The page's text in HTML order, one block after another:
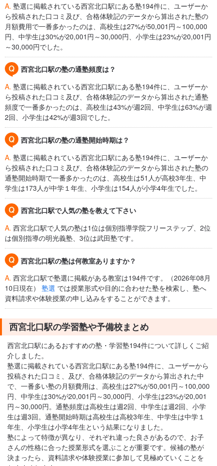
A. 塾選に掲載されている西宮北口駅にある塾194件に、ユーザーか
ら投稿された口コミ及び、合格体験記のデータから算出された塾の
月額費用で一番多かったのは、高校生は27%が50,001円～100,000
円、中学生は30%が20,001円～30,000円、小学生は23%が20,001円
～30,000円でした。
西宮北口駅の塾の通塾頻度は？
A. 塾選に掲載されている西宮北口駅にある塾194件に、ユーザーか
ら投稿された口コミ及び、合格体験記のデータから算出された通塾
頻度で一番多かったのは、高校生は43%が週2回、中学生は63%が週
2回、小学生は42%が週3回でした。
西宮北口駅の塾の通塾開始時期は？
A. 塾選に掲載されている西宮北口駅にある塾194件に、ユーザーか
ら投稿された口コミ及び、合格体験記のデータから算出された塾の
通塾開始時期で一番多かったのは、高校生は51人が高校3年生、中
学生は173人が中学１年生、小学生は154人が小学4年生でした。
西宮北口駅で人気の塾を教えて下さい
A. 西宮北口駅で人気の塾は1位は個別指導学院フリーステップ、2位
は個別指導の明光義塾、3位は武田塾です。
西宮北口駅の塾は何教室ありますか？
A. 西宮北口駅で塾選に掲載がある教室は194件です。（2026年08月
10日現在） 塾選 では授業形式や目的に合わせた塾を検索し、塾へ
資料請求や体験授業の申し込みをすることができます。
西宮北口駅の学習塾や予備校まとめ
西宮北口駅にあるおすすめの塾・学習塾194件について詳しくご紹
介しました。
塾選に掲載されている西宮北口駅にある塾194件に、ユーザーから
投稿された口コミ、及び、合格体験記のデータから算出された中
で、一番多い塾の月額費用は、高校生は27%が50,001円～100,000
円、中学生は30%が20,001円～30,000円、小学生は23%が20,001
円～30,000円。通塾頻度は高校生は週2回、中学生は週2回、小学
生は週3回。通塾開始時期は高校生は高校3年生、中学生は中学１
年生、小学生は小学4年生という結果になりました。
塾によって特徴が異なり、それぞれ違った良さがあるので、お子
さんの性格に合った授業形式を選ぶことが重要です。候補の塾が
決まったら、資料請求や体験授業に参加して見極めていくことを